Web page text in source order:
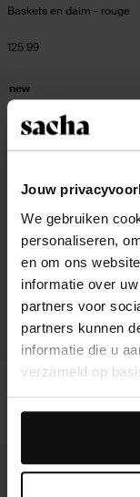
Jouw
We gebruiken
personaliseren,
en om ons
informatie over
partners voor
partners kunnen
informatie die u
verzameld op
Daarnaast
advertentie- en
hoe Google uw
Baskets en daim - rouge
125.99
Bottes hautes en cuir -
new
new